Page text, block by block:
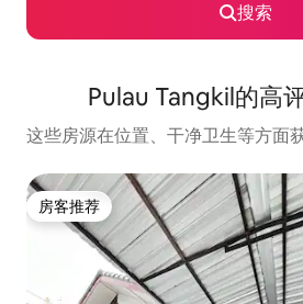
搜索
Pulau Tangkil的高
这些房源在位置、干净卫生等方面
房客推荐
房客推荐